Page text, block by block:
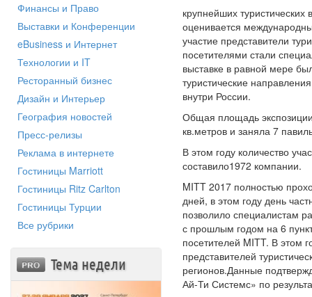
Финансы и Право
Выставки и Конференции
eBusiness и Интернет
Технологии и IT
Ресторанный бизнес
Дизайн и Интерьер
География новостей
Пресс-релизы
Реклама в интернете
Гостиницы Marriott
Гостиницы Ritz Carlton
Гостиницы Турции
Все рубрики
Тема недели
крупнейших туристических
оценивается
участие представители
посетителями стали
выставке в равной мере
туристические
внутри России.
Общая площадь
кв.метров и заняла 7
В этом году количество
составило1972 компании.
MITT 2017 полностью
дней, в этом году день
позволило специалистам
с прошлым годом на 6
посетителей MITT. В этом
представителей
регионов.Данные
Ай-Ти Системс» по